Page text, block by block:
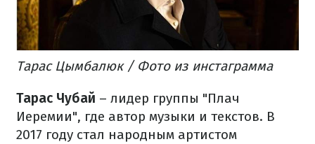
Тарас Цымбалюк / Фото из инстаграмма
Тарас Чубай – лидер группы "Плач
Иеремии", где автор музыки и текстов. В
2017 году стал народным артистом